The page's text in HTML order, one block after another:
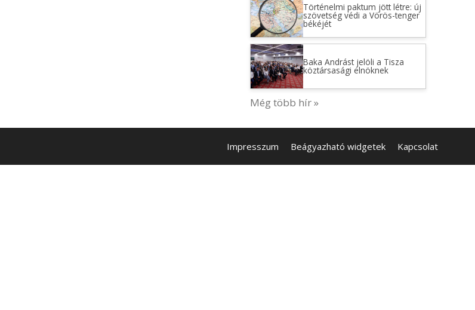
Történelmi paktum jött létre: új
szövetség védi a Vörös-tenger
békéjét
Baka Andrást jelöli a Tisza
köztársasági elnöknek
Még több hír »
Impresszum Beágyazható widgetek Kapcsolat